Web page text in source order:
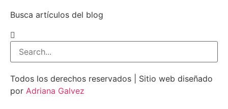
Busca artículos del blog
Todos los derechos reservados | Sitio web diseñado
por Adriana Galvez